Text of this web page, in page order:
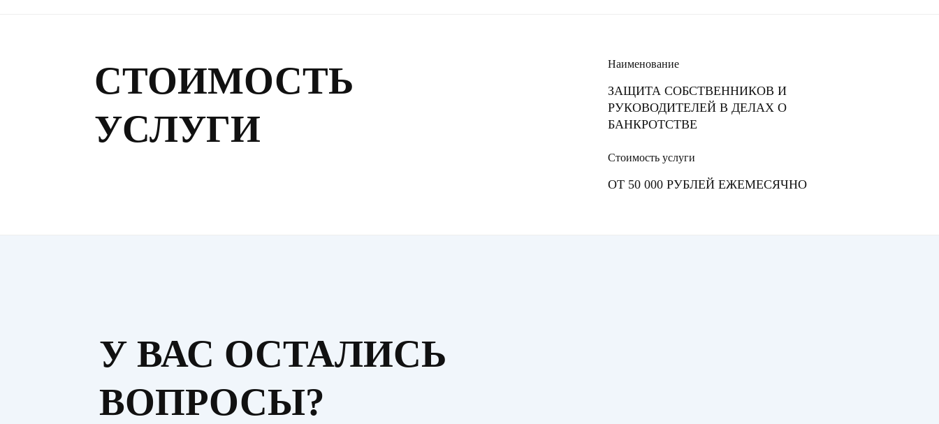
СТОИМОСТЬ
УСЛУГИ
Наименование
ЗАЩИТА СОБСТВЕННИКОВ И
РУКОВОДИТЕЛЕЙ В ДЕЛАХ О
БАНКРОТСТВЕ
Стоимость услуги
ОТ 50 000 РУБЛЕЙ ЕЖЕМЕСЯЧНО
У ВАС ОСТАЛИСЬ
ВОПРОСЫ?